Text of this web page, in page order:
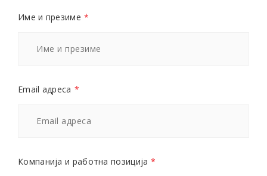
Име и презиме *
Email адреса *
Компанија и работна позиција *